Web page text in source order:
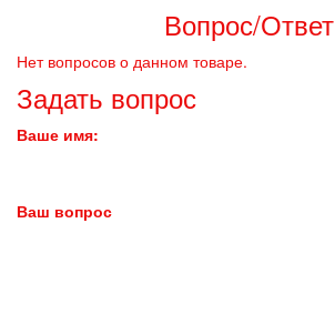
Вопрос/Ответ
Нет вопросов о данном товаре.
Задать вопрос
Ваше имя:
Ваш вопрос